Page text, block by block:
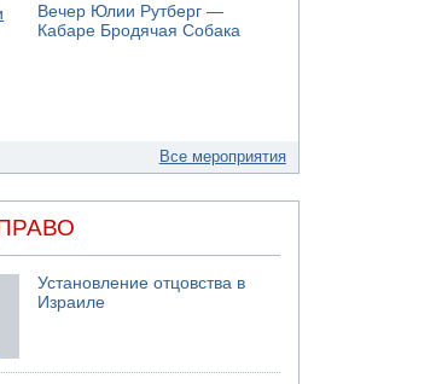
Вечер Юлии Рутберг —
Кабаре Бродячая Собака
Все мероприятия
Установление отцовства в
Израиле